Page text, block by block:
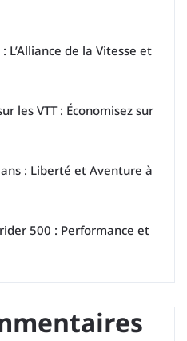
L’Alliance de la Vitesse et
les VTT : Économisez sur
: Liberté et Aventure à
500 : Performance et